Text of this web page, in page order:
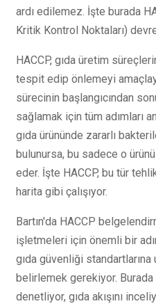
ardı edilemez. İşte burada
Kritik Kontrol Noktaları)
HACCP, gıda üretim
tespit edip önlemeyi
sürecinin başlangıcından
sağlamak için tüm adımları
gıda ürününde zararlı
bulunursa, bu sadece o
eder. İşte HACCP, bu tür
harita gibi çalışıyor.
Bartın'da HACCP
işletmeleri için önemli bir
gıda güvenliği standartlarına
belirlemek gerekiyor.
denetliyor, gıda akışını